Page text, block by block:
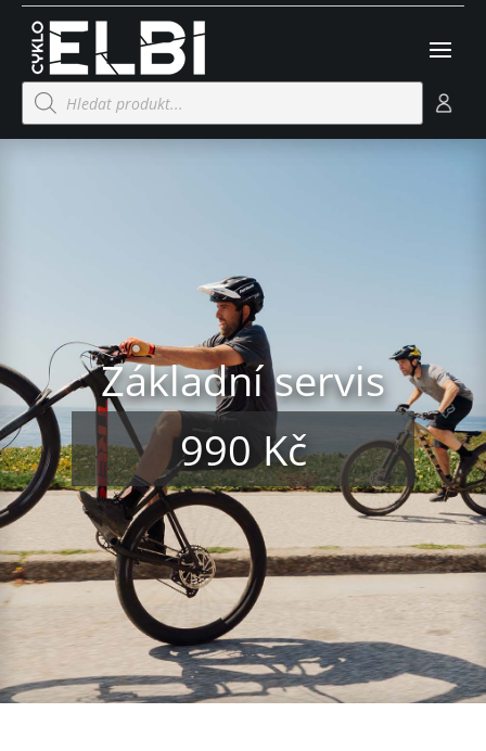
Products
search
Základní servis
990 Kč